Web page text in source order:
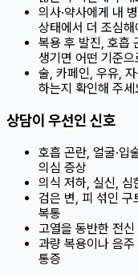
의사·약사에게 내
상태에서 더 조심
복용 후 발진, 호흡
생기면 어떤 기준
술, 카페인, 우유,
하는지 확인해 주세
상담이 우선인 신호
호흡 곤란, 얼굴·입
의심 증상
의식 저하, 실신, 심
검은 변, 피 섞인 구
복통
고열을 동반한 전
과량 복용이나 음
통증